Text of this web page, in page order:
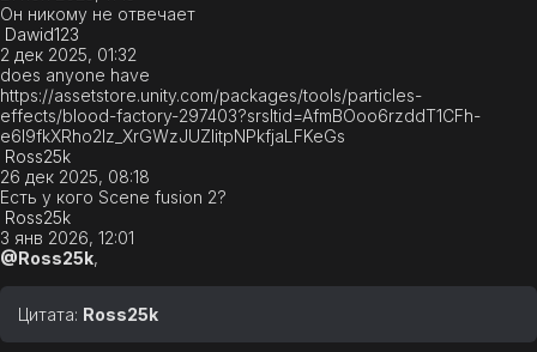
Он никому не отвечает
Dawid123
2 дек 2025, 01:32
does anyone have
https://assetstore.unity.com/packages/tools/particles-
effects/blood-factory-297403?srsltid=AfmBOoo6rzddT1CFh-
e6l9fkXRho2Iz_XrGWzJUZIitpNPkfjaLFKeGs
Ross25k
26 дек 2025, 08:18
Есть у кого Scene fusion 2?
Ross25k
3 янв 2026, 12:01
@Ross25k,
Цитата: Ross25k